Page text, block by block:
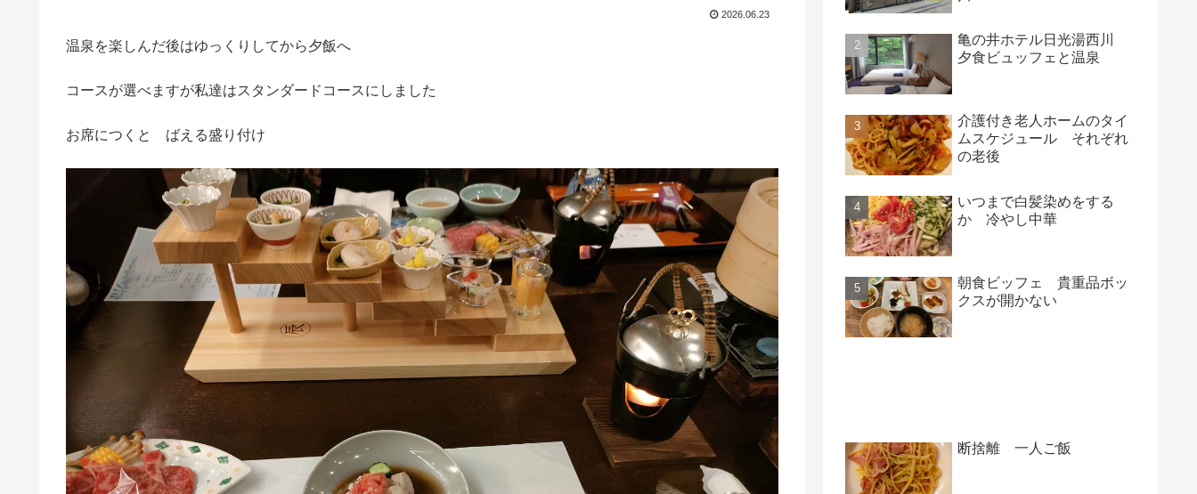
2026.06.23
温泉を楽しんだ後はゆっくりしてから夕飯へ
コースが選べますが私達はスタンダードコースにしました
お席につくと ばえる盛り付け
亀の井ホテル日光湯西川
夕食ビュッフェと温泉
介護付き老人ホームのタイ
ムスケジュール それぞれ
の老後
いつまで白髪染めをする
か 冷やし中華
朝食ビッフェ 貴重品ボッ
クスが開かない
断捨離 一人ご飯